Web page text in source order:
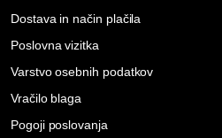
Dostava in način plačila
Poslovna vizitka
Varstvo osebnih podatkov
Vračilo blaga
Pogoji poslovanja